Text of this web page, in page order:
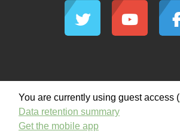
You are currently using guest access (
Data retention summary
Get the mobile app